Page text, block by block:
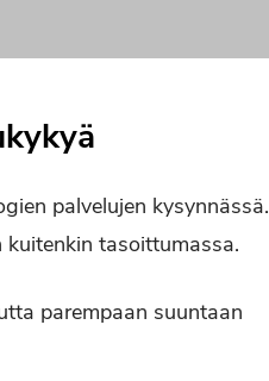
palvelujen kysynnässä.
tasoittumassa.
parempaan suuntaan